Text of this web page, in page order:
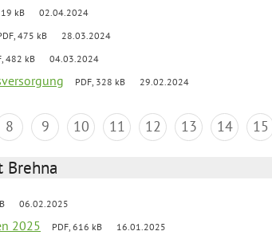
kB 02.04.2024
475 kB 28.03.2024
482 kB 04.03.2024
PDF, 328 kB 29.02.2024
8 9 10 11 12 13 14 15
Brehna
06.02.2025
2025 PDF, 616 kB 16.01.2025